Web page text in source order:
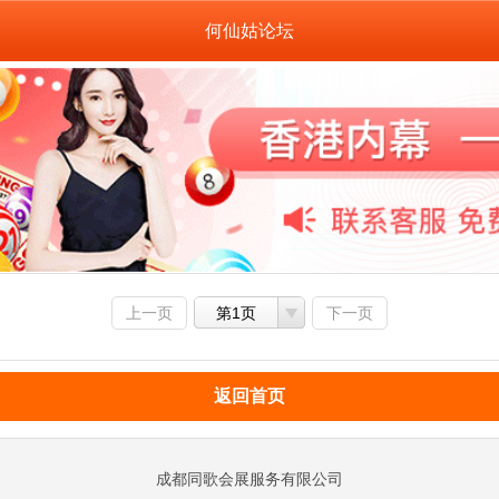
何仙姑论坛
上一页 第1页 下一页
返回首页
成都同歌会展服务有限公司